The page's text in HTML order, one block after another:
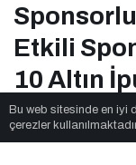
Etkili
10 Altın
Bu web sitesinde en iyi
çerezler